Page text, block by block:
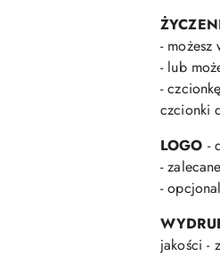
-
- lub
-
czcionki
LOGO -
-
-
jakości -